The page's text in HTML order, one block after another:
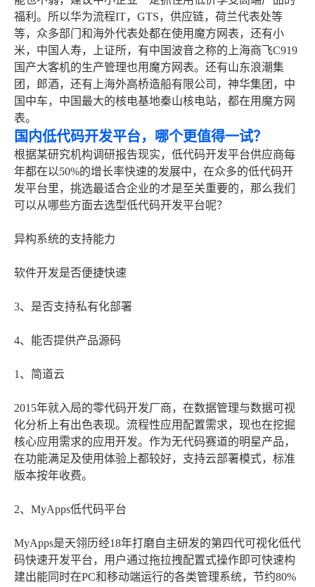
福利。所以华为流程IT，GTS，供应链，荷兰代表处等
等，众多部门和海外代表处都在使用魔方网表，还有小
米，中国人寿，上证所，有中国波音之称的上海商飞C919
国产大客机的生产管理也用魔方网表。还有山东浪潮集
团，郎酒，还有上海外高桥造船有限公司，神华集团，中
国中车，中国最大的核电基地秦山核电站，都在用魔方网
表。
国内低代码开发平台，哪个更值得一试？
根据某研究机构调研报告现实，低代码开发平台供应商每
年都在以50%的增长率快速的发展中，在众多的低代码开
发平台里，挑选最适合企业的才是至关重要的，那么我们
可以从哪些方面去选型低代码开发平台呢？
异构系统的支持能力
软件开发是否便捷快速
3、是否支持私有化部署
4、能否提供产品源码
1、简道云
2015年就入局的零代码开发厂商，在数据管理与数据可视
化分析上有出色表现。流程性应用配置需求，现也在挖掘
核心应用需求的应用开发。作为无代码赛道的明星产品，
在功能满足及使用体验上都较好，支持云部署模式，标准
版本按年收费。
2、MyApps低代码平台
MyApps是天翎历经18年打磨自主研发的第四代可视化低代
码快速开发平台，用户通过拖拉拽配置式操作即可快速构
建出能同时在PC和移动端运行的各类管理系统，节约80%